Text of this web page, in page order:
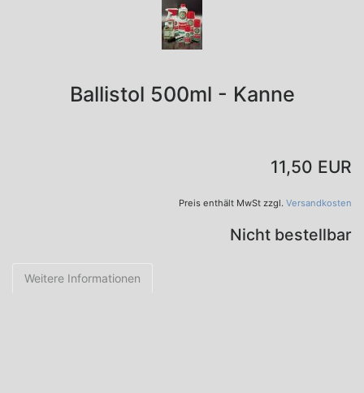
Ballistol 500ml - Kanne
11,50 EUR
Preis enthält MwSt zzgl. Versandkosten
Nicht bestellbar
Weitere Informationen